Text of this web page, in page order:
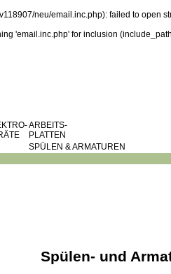
neu/email.inc.php): failed to open
'email.inc.php' for inclusion
ARBEITS-
PLATTEN
SPÜLEN & ARMATUREN
Spülen- und